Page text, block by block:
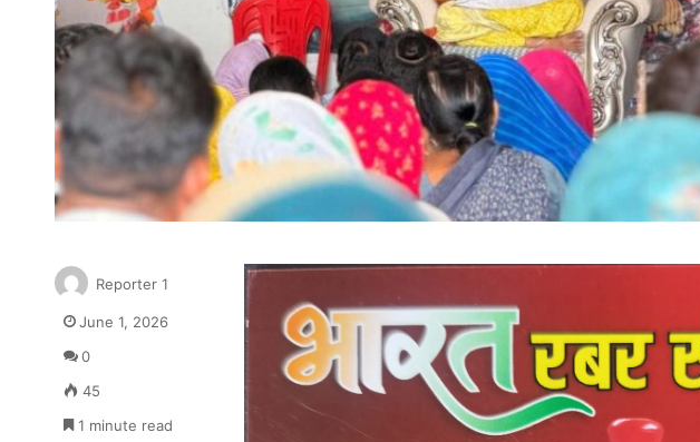
Reporter 1
June 1, 2026
0
45
1 minute read